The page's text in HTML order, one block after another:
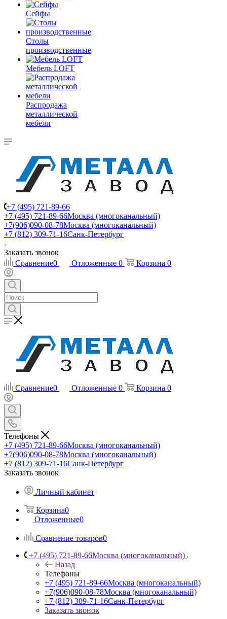
Сейфы
Столы
производственные
Мебель LOFT
Распродажа
металлической
мебели
+7 (495) 721-89-66
+7 (495) 721-89-66Москва (многоканальный)
+7(906)090-08-78Москва (многоканальный)
+7 (812) 309-71-16Санк-Петербург
Заказать звонок
Сравнение0 Отложенные 0 Корзина 0
Сравнение0 Отложенные 0 Корзина 0
Телефоны
+7 (495) 721-89-66Москва (многоканальный)
+7(906)090-08-78Москва (многоканальный)
+7 (812) 309-71-16Санк-Петербург
Заказать звонок
Личный кабинет
Корзина0
Отложенные0
Сравнение товаров0
+7 (495) 721-89-66Москва (многоканальный)
Назад
Телефоны
+7 (495) 721-89-66Москва (многоканальный)
+7(906)090-08-78Москва (многоканальный)
+7 (812) 309-71-16Санк-Петербург
Заказать звонок